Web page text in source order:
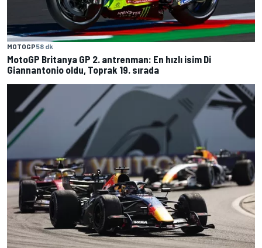
MOTOGP58 dk
MotoGP Britanya GP 2. antrenman: En hızlı isim Di
Giannantonio oldu, Toprak 19. sırada